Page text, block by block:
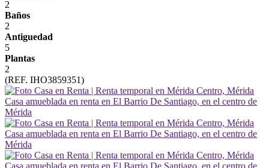
2
Baños
2
Antiguedad
5
Plantas
2
(REF. IHO3859351)